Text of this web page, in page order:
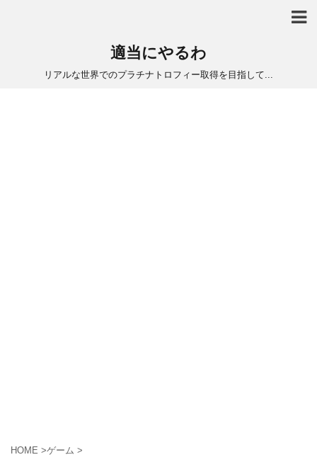
適当にやるわ
リアルな世界でのプラチナトロフィー取得を目指して...
HOME >ゲーム >